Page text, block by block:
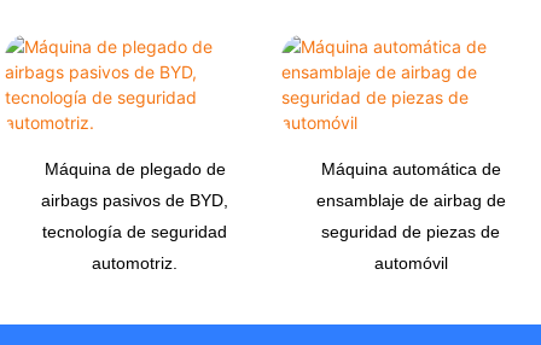
Máquina de plegado de
airbags pasivos de BYD,
tecnología de seguridad
automotriz.
Máquina automática de
ensamblaje de airbag de
seguridad de piezas de
automóvil